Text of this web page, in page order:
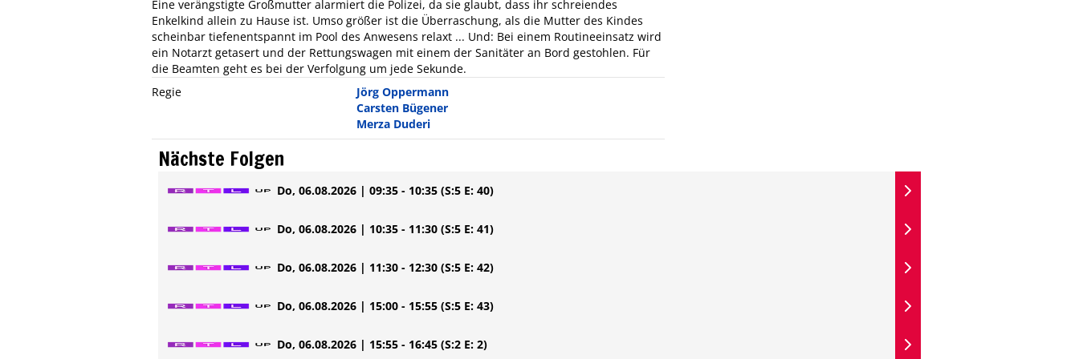
Eine verängstigte Großmutter alarmiert die Polizei, da sie glaubt, dass ihr schreiendes
Enkelkind allein zu Hause ist. Umso größer ist die Überraschung, als die Mutter des Kindes
scheinbar tiefenentspannt im Pool des Anwesens relaxt ... Und: Bei einem Routineeinsatz wird
ein Notarzt getasert und der Rettungswagen mit einem der Sanitäter an Bord gestohlen. Für
die Beamten geht es bei der Verfolgung um jede Sekunde.
Regie
Jörg Oppermann
Carsten Bügener
Merza Duderi
Nächste Folgen
Do, 06.08.2026 | 09:35 - 10:35 (S:5 E: 40)
Do, 06.08.2026 | 10:35 - 11:30 (S:5 E: 41)
Do, 06.08.2026 | 11:30 - 12:30 (S:5 E: 42)
Do, 06.08.2026 | 15:00 - 15:55 (S:5 E: 43)
Do, 06.08.2026 | 15:55 - 16:45 (S:2 E: 2)